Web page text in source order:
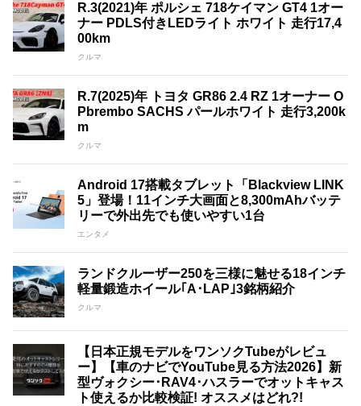
R.3(2021)年 ポルシェ 718ケイマン GT4 1オー
ナー PDLS付きLEDライト ホワイト 走行17,4
00km
クルマ
R.7(2025)年 トヨタ GR86 2.4 RZ 1オーナー O
Pbrembo SACHS パールホワイト 走行3,200k
m
クルマ
Android 17搭載タブレット「Blackview LINK
5」登場！11インチ大画面と8,300mAhバッテ
リーで外出先でも使いやすい1台
エンタメ
ランドクルーザー250を三様に魅せる18インチ
軽量鍛造ホイール｢A･LAP｣3銘柄紹介
クルマ
【日本正規モデルをワンソクTubeがレビュ
ー】【車のナビでYouTube見る方法2026】新
型ヴォクシー･RAV4･ハスラーでオットキャス
ト使えるか比較検証! オススメはどれ?!